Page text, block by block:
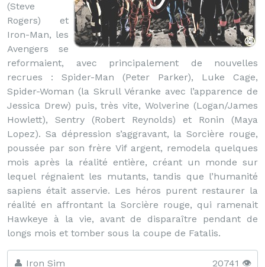
(Steve
Rogers) et
Iron-Man, les
Avengers se
reformaient, avec principalement de nouvelles
recrues : Spider-Man (Peter Parker), Luke Cage,
Spider-Woman (la Skrull Véranke avec l’apparence de
Jessica Drew) puis, très vite, Wolverine (Logan/James
Howlett), Sentry (Robert Reynolds) et Ronin (Maya
Lopez). Sa dépression s’aggravant, la Sorcière rouge,
poussée par son frère Vif argent, remodela quelques
mois après la réalité entière, créant un monde sur
lequel régnaient les mutants, tandis que l’humanité
sapiens était asservie. Les héros purent restaurer la
réalité en affrontant la Sorcière rouge, qui ramenait
Hawkeye à la vie, avant de disparaître pendant de
longs mois et tomber sous la coupe de Fatalis.
👤 Iron Sim 20741 👁️